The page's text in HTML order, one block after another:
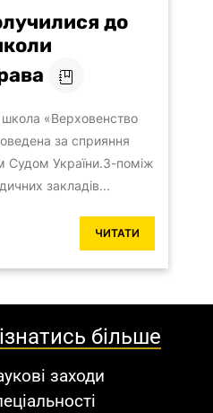
до
школа «Верховенство
за сприяння
Судом України.З-поміж
закладів...
ЧИТАТИ
більше
заходи